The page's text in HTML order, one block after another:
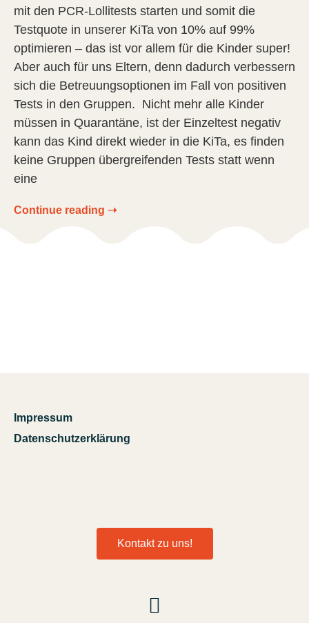
mit den PCR-Lollitests starten und somit die
Testquote in unserer KiTa von 10% auf 99%
optimieren – das ist vor allem für die Kinder super!
Aber auch für uns Eltern, denn dadurch verbessern
sich die Betreuungsoptionen im Fall von positiven
Tests in den Gruppen. Nicht mehr alle Kinder
müssen in Quarantäne, ist der Einzeltest negativ
kann das Kind direkt wieder in die KiTa, es finden
keine Gruppen übergreifenden Tests statt wenn
eine
Continue reading ➝
Impressum
Datenschutzerklärung
Kontakt zu uns!